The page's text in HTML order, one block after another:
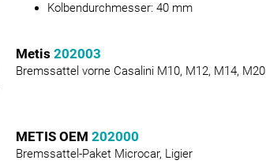
Kolbendurchmesser: 40 mm
Metis 202003
Bremssattel vorne Casalini M10, M12, M14, M20
METIS OEM 202000
Bremssattel-Paket Microcar, Ligier